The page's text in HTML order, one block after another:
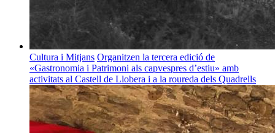
Cultura i Mitjans Organitzen la tercera edició de
«Gastronomia i Patrimoni als capvespres d’estiu» amb
activitats al Castell de Llobera i a la roureda dels Quadrells